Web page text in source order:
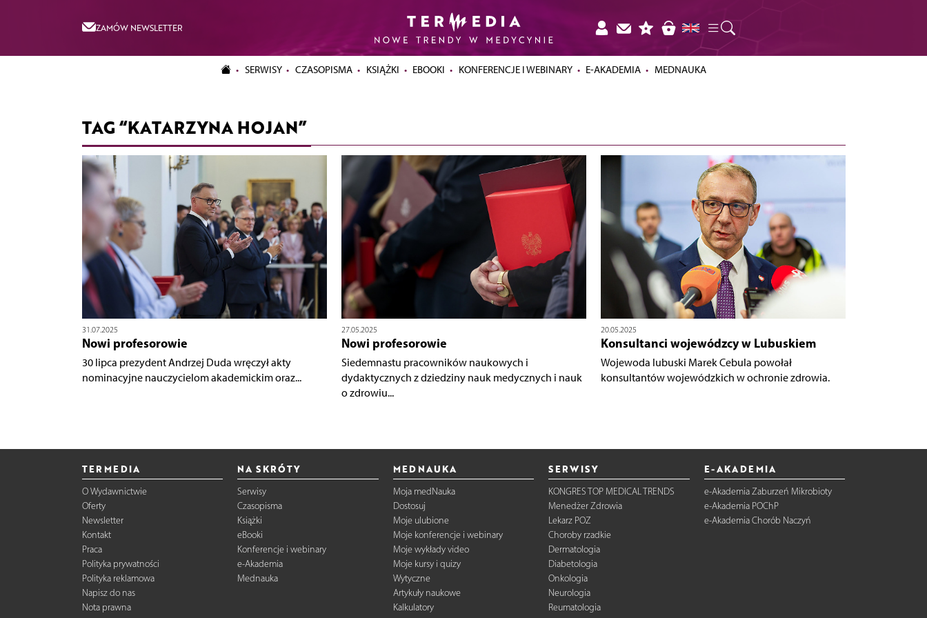
ZAMÓW NEWSLETTER
SERWISY CZASOPISMA KSIĄŻKI EBOOKI KONFERENCJE I WEBINARY E-AKADEMIA MEDNAUKA
TAG “KATARZYNA HOJAN”
31.07.2025
Nowi profesorowie
30 lipca prezydent Andrzej Duda wręczył akty
nominacyjne nauczycielom akademickim oraz...
27.05.2025
Nowi profesorowie
Siedemnastu pracowników naukowych i
dydaktycznych z dziedziny nauk medycznych i nauk
o zdrowiu...
20.05.2025
Konsultanci wojewódzcy w Lubuskiem
Wojewoda lubuski Marek Cebula powołał
konsultantów wojewódzkich w ochronie zdrowia.
TERMEDIA
O Wydawnictwie
Oferty
Newsletter
Kontakt
Praca
Polityka prywatności
Polityka reklamowa
Napisz do nas
Nota prawna
NA SKRÓTY
Serwisy
Czasopisma
Książki
eBooki
Konferencje i webinary
e-Akademia
Mednauka
MEDNAUKA
Moja medNauka
Dostosuj
Moje ulubione
Moje konferencje i webinary
Moje wykłady video
Moje kursy i quizy
Wytyczne
Artykuły naukowe
Kalkulatory
SERWISY
KONGRES TOP MEDICAL TRENDS
Menedżer Zdrowia
Lekarz POZ
Choroby rzadkie
Dermatologia
Diabetologia
Onkologia
Neurologia
Reumatologia
E-AKADEMIA
e-Akademia Zaburzeń Mikrobioty
e-Akademia POChP
e-Akademia Chorób Naczyń